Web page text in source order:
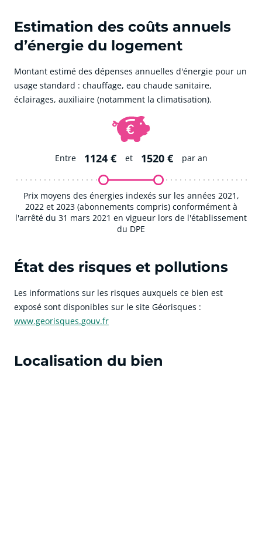
Estimation des coûts annuels
d’énergie du logement
Montant estimé des dépenses annuelles d'énergie pour un
usage standard : chauffage, eau chaude sanitaire,
éclairages, auxiliaire (notamment la climatisation).
Entre 1124 € et 1520 € par an
Prix moyens des énergies indexés sur les années 2021,
2022 et 2023 (abonnements compris) conformément à
l'arrêté du 31 mars 2021 en vigueur lors de l'établissement
du DPE
État des risques et pollutions
Les informations sur les risques auxquels ce bien est
exposé sont disponibles sur le site Géorisques :
www.georisques.gouv.fr
Localisation du bien